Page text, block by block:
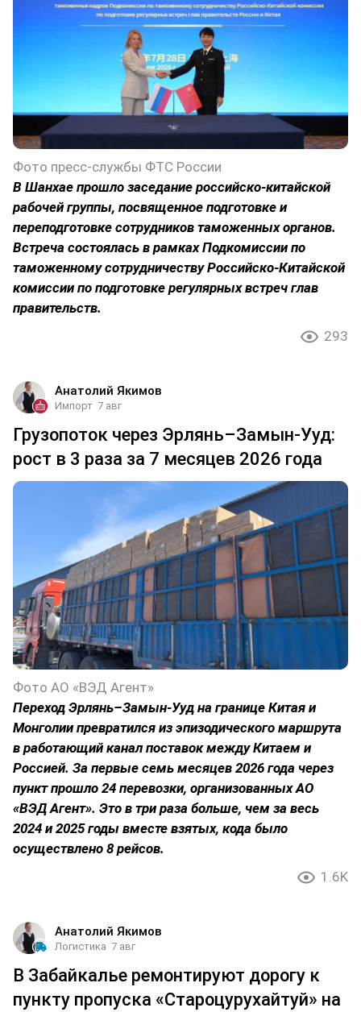
Фото пресс-службы ФТС России
В Шанхае прошло заседание российско-китайской
рабочей группы, посвященное подготовке и
переподготовке сотрудников таможенных органов.
Встреча состоялась в рамках Подкомиссии по
таможенному сотрудничеству Российско-Китайской
комиссии по подготовке регулярных встреч глав
правительств.
293
Анатолий Якимов
Импорт 7 авг
Грузопоток через Эрлянь–Замын-Ууд:
рост в 3 раза за 7 месяцев 2026 года
Фото АО «ВЭД Агент»
Переход Эрлянь–Замын-Ууд на границе Китая и
Монголии превратился из эпизодического маршрута
в работающий канал поставок между Китаем и
Россией. За первые семь месяцев 2026 года через
пункт прошло 24 перевозки, организованных АО
«ВЭД Агент». Это в три раза больше, чем за весь
2024 и 2025 годы вместе взятых, кода было
осуществлено 8 рейсов.
1.6K
Анатолий Якимов
Логистика 7 авг
В Забайкалье ремонтируют дорогу к
пункту пропуска «Староцурухайтуй» на